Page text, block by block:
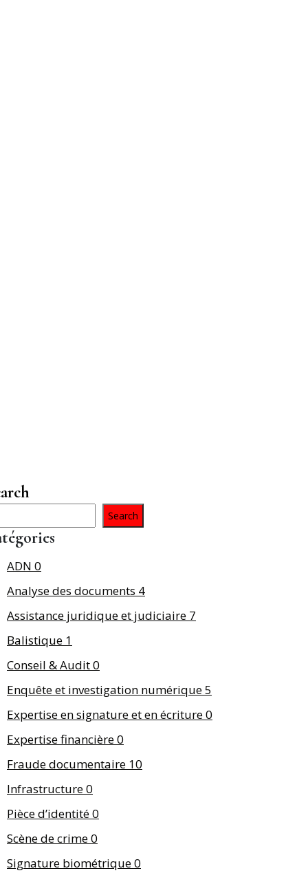
Search
ADN 0
Analyse des documents 4
Assistance juridique et judiciaire 7
Balistique 1
Conseil & Audit0
Enquête et investigation numérique5
Expertise en signature et en écriture0
Expertise financière0
Fraude documentaire 10
Infrastructure0
Pièce d’identité0
Scène de crime0
Signature biométrique0